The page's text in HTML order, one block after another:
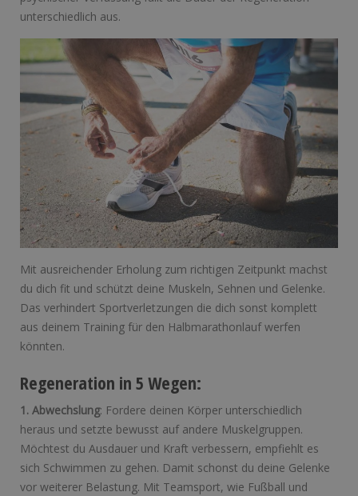
unterschiedlich aus.
Mit ausreichender Erholung zum richtigen Zeitpunkt machst
du dich fit und schützt deine Muskeln, Sehnen und Gelenke.
Das verhindert Sportverletzungen die dich sonst komplett
aus deinem Training für den Halbmarathonlauf werfen
könnten.
Regeneration in 5 Wegen:
1. Abwechslung: Fordere deinen Körper unterschiedlich
heraus und setzte bewusst auf andere Muskelgruppen.
Möchtest du Ausdauer und Kraft verbessern, empfiehlt es
sich Schwimmen zu gehen. Damit schonst du deine Gelenke
vor weiterer Belastung. Mit Teamsport, wie Fußball und